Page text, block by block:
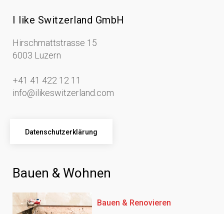
I like Switzerland GmbH
Hirschmattstrasse 15
6003 Luzern
+41 41 422 12 11
info@ilikeswitzerland.com
Datenschutzerklärung
Bauen & Wohnen
Bauen & Renovieren